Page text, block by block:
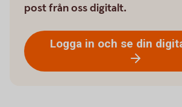
post från oss digitalt.
Logga in och se din